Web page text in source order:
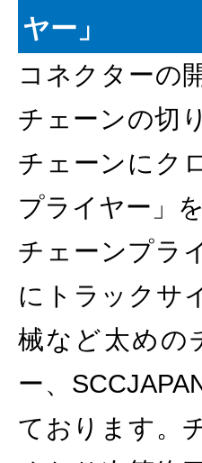
ヤー」
コネクターの
チェーンの切
チェーンにク
プライヤー」
チェーンプラ
にトラックサ
械など太めの
ー、
ております。